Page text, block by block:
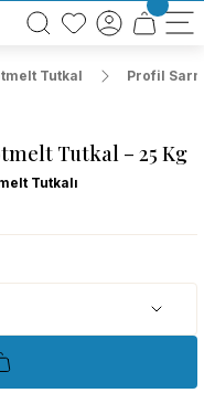
BEDAVA!
REFERANSI
Tutkal Profil
Tutkal – 25 Kg
Tutkalı